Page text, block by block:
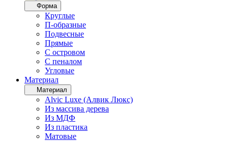
Форма
Круглые
П-образные
Подвесные
Прямые
С островом
С пеналом
Угловые
Материал
Материал
Alvic Luxe (Алвик Люкс)
Из массива дерева
Из МДФ
Из пластика
Матовые